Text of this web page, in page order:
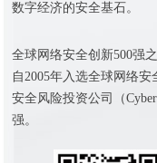
数字经济的安全基石。
全球网络安全创新500强
自2005年入选全球网络
安全风险投资公司（
强。